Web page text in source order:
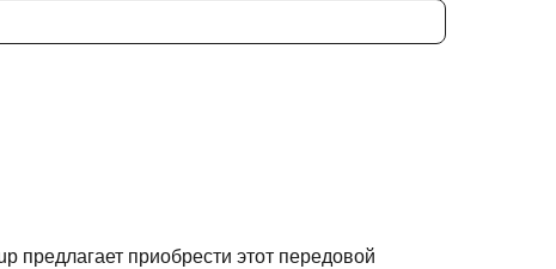
предлагает приобрести этот передовой